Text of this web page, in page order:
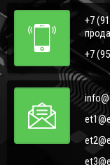
+7
+7